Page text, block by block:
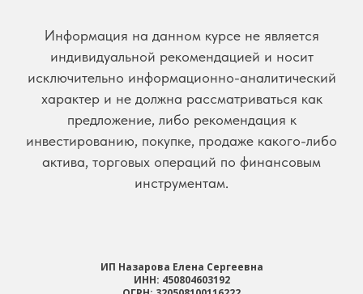
Информация на данном курсе не является
индивидуальной рекомендацией и носит
исключительно информационно-аналитический
характер и не должна рассматриваться как
предложение, либо рекомендация к
инвестированию, покупке, продаже какого-либо
актива, торговых операций по финансовым
инструментам.
ИП Назарова Елена Сергеевна
ИНН: 450804603192